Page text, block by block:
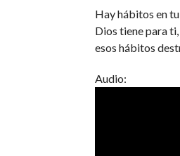
Hay hábitos en
Dios tiene para
esos hábitos
Audio: